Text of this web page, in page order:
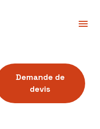
menu
Demande de
devis